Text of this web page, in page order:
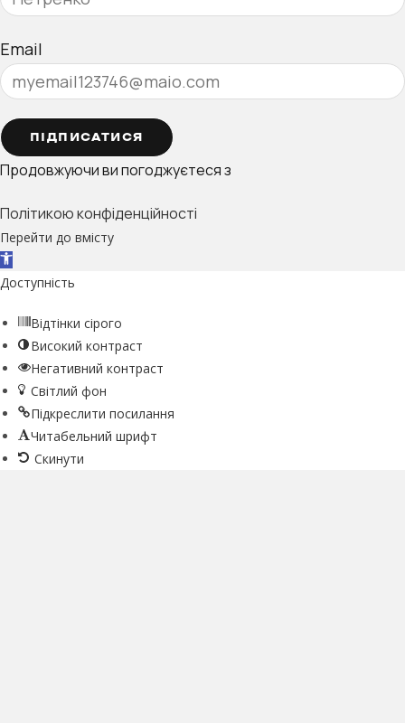
Email
ПІДПИСАТИСЯ
Продовжуючи ви погоджуєтеся з
Політикою конфіденційності
Перейти до вмісту
Відкрити Панель інструментів
Доступність
Відтінки сірого
Високий контраст
Негативний контраст
Світлий фон
Підкреслити посилання
Читабельний шрифт
Скинути